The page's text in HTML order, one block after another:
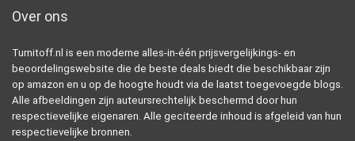
Over ons
Turnitoff.nl is een moderne alles-in-één prijsvergelijkings- en
beoordelingswebsite die de beste deals biedt die beschikbaar zijn
op amazon en u op de hoogte houdt via de laatst toegevoegde blogs.
Alle afbeeldingen zijn auteursrechtelijk beschermd door hun
respectievelijke eigenaren. Alle geciteerde inhoud is afgeleid van hun
respectievelijke bronnen.